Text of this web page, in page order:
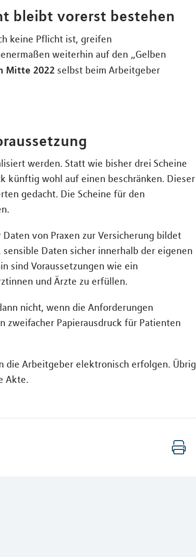
bleibt vorerst bestehen
keine Pflicht ist, greifen
weiterhin auf den „Gelben
Mitte 2022 selbst beim Arbeitgeber
werden. Statt wie bisher drei Scheine
künftig wohl auf einen beschränken. Dieser
gedacht. Die Scheine für den
von Praxen zur Versicherung bildet
Daten sicher innerhalb der eigenen
sind Voraussetzungen wie ein
und Ärzte zu erfüllen.
nicht, wenn die Anforderungen
zweifacher Papierausdruck für Patienten
die Arbeitgeber elektronisch erfolgen. Übrig
Akte.